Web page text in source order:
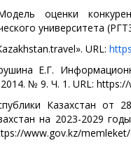
оценки
университета
URL:
Е.Г.
№ 9. Ч. 1. URL:
Казахстан
на 2023-2029
www.gov.kz/